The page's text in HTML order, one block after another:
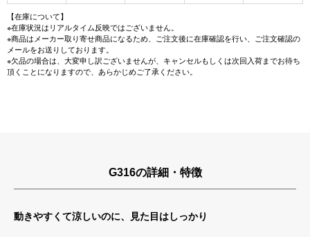
【在庫について】
※在庫状況はリアルタイム反映ではございません。
※商品はメーカー取り寄せ商品になるため、ご注文後に在庫確認を行い、ご注文確認の
メールをお送りしております。
※欠品の場合は、大変申し訳ございませんが、キャンセルもしくは次回入荷までお待ち
頂くことになりますので、あらかじめご了承ください。
G316の詳細・特徴
動きやすくて涼しいのに、見た目はしっかり